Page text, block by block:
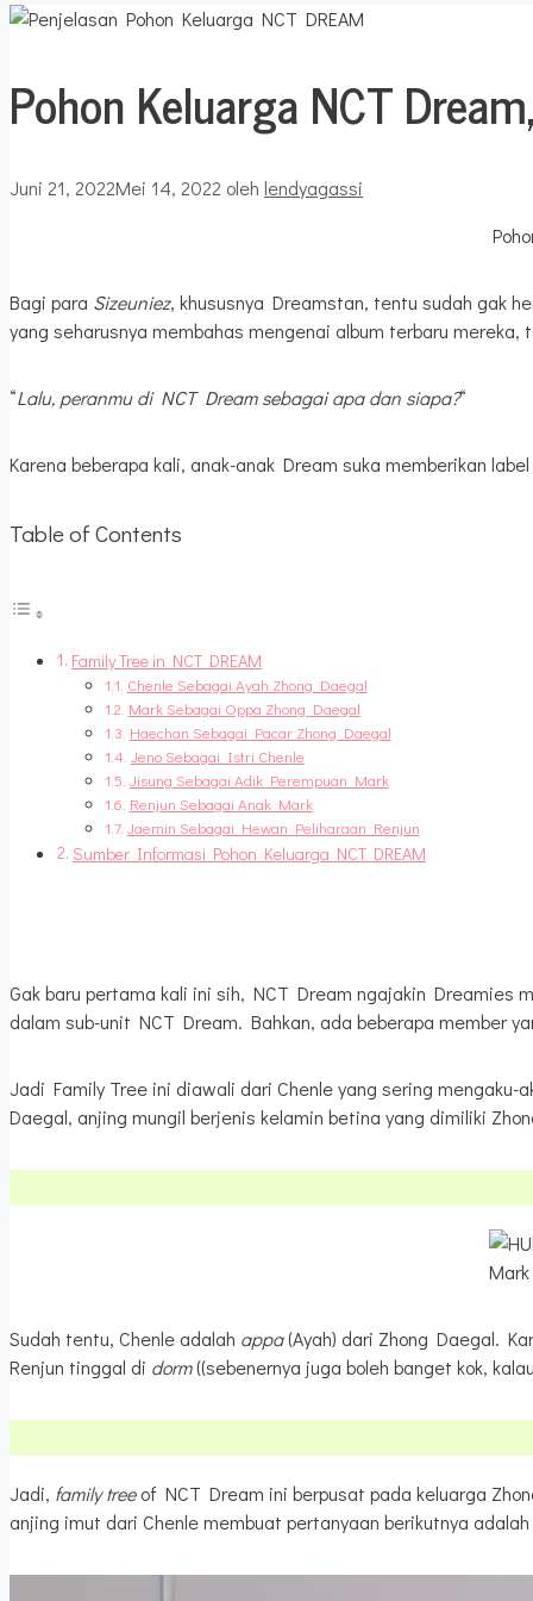
Pohon Keluarga NCT
Juni 21, 2022Mei 14, 2022 oleh lendyagassi
Bagi para Sizeuniez, khususnya Dreamstan, tentu sudah gak
yang seharusnya membahas mengenai album terbaru
“Lalu, peranmu di NCT Dream sebagai apa dan siapa?“
Karena beberapa kali, anak-anak Dream suka memberikan
Table of Contents
Family Tree in NCT DREAM
Chenle Sebagai Ayah Zhong Daegal
Mark Sebagai Oppa Zhong Daegal
Haechan Sebagai Pacar Zhong Daegal
Jeno Sebagai Istri Chenle
Jisung Sebagai Adik Perempuan Mark
Renjun Sebagai Anak Mark
Jaemin Sebagai Hewan Peliharaan Renjun
Sumber Informasi Pohon Keluarga NCT DREAM
Gak baru pertama kali ini sih, NCT Dream ngajakin Dreamies
dalam sub-unit NCT Dream. Bahkan, ada beberapa member
Jadi Family Tree ini diawali dari Chenle yang sering
Daegal, anjing mungil berjenis kelamin betina yang dimiliki
Sudah tentu, Chenle adalah appa(Ayah) dari Zhong Daegal.
Renjun tinggal di dorm((sebenernya juga boleh banget kok,
Jadi, family treeof NCT Dream ini berpusat pada keluarga
anjing imut dari Chenle membuat pertanyaan berikutnya